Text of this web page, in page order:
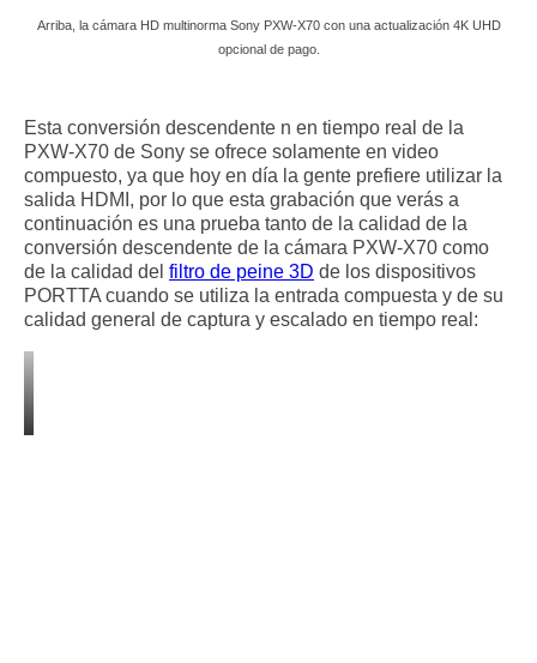
Arriba, la cámara HD multinorma Sony PXW-X70 con una actualización 4K UHD
opcional de pago.
Esta conversión descendente n en tiempo real de la
PXW-X70 de Sony se ofrece solamente en video
compuesto, ya que hoy en día la gente prefiere utilizar la
salida HDMI, por lo que esta grabación que verás a
continuación es una prueba tanto de la calidad de la
conversión descendente de la cámara PXW-X70 como
de la calidad del filtro de peine 3D de los dispositivos
PORTTA cuando se utiliza la entrada compuesta y de su
calidad general de captura y escalado en tiempo real: